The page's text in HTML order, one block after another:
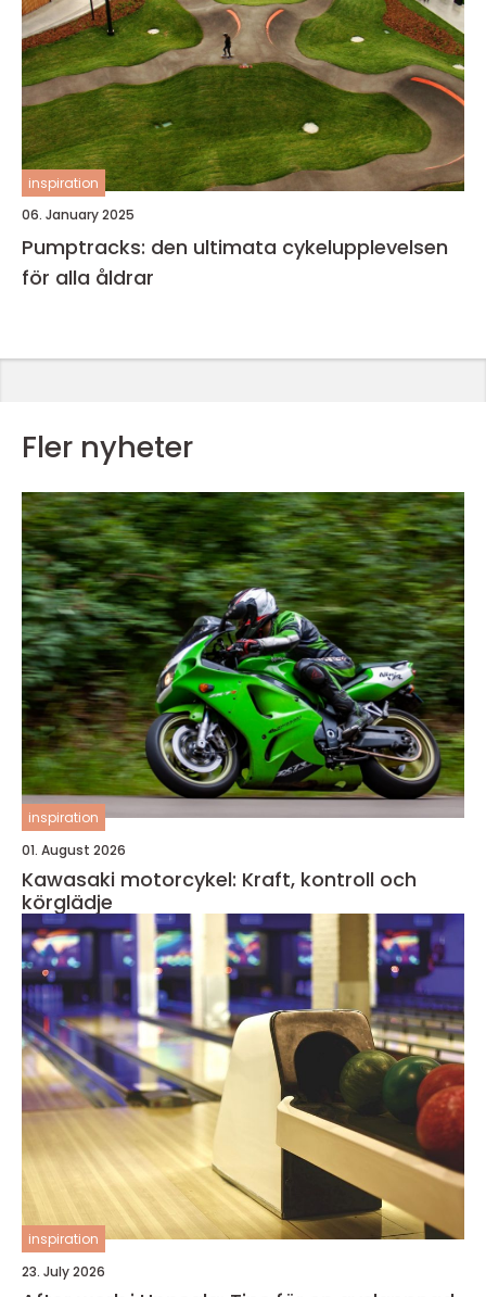
inspiration
06. January 2025
Pumptracks: den ultimata cykelupplevelsen
för alla åldrar
Fler nyheter
inspiration
01. August 2026
Kawasaki motorcykel: Kraft, kontroll och
körglädje
inspiration
23. July 2026